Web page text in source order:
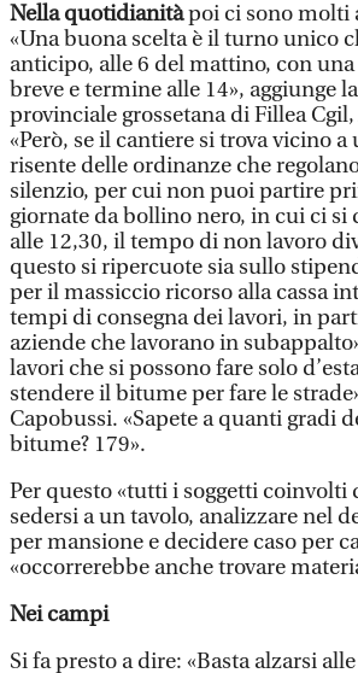
Nella quotidianitàpoi ci sono molti
«Una buona scelta è il turno unico
anticipo, alle 6 del mattino, con
breve e termine alle 14», aggiunge
provinciale grossetana di Fillea Cgil,
«Però, se il cantiere si trova vicino
risente delle ordinanze che
silenzio, per cui non puoi partire
giornate da bollino nero, in cui ci si
alle 12,30, il tempo di non lavoro
questo si ripercuote sia sullo
per il massiccio ricorso alla cassa
tempi di consegna dei lavori, in
aziende che lavorano in
lavori che si possono fare solo
stendere il bitume per fare le
Capobussi. «Sapete a quanti gradi
bitume? 179».
Per questo «tutti i soggetti coinvolti
sedersi a un tavolo, analizzare nel
per mansione e decidere caso per
«occorrerebbe anche trovare
Nei campi
Si fa presto a dire: «Basta alzarsi